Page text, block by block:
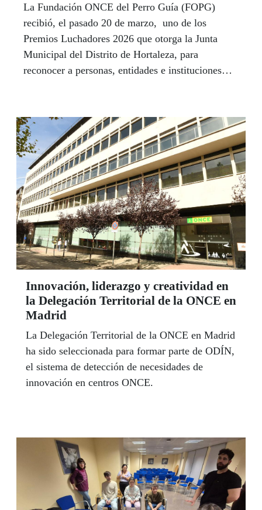
La Fundación ONCE del Perro Guía (FOPG)
recibió, el pasado 20 de marzo, uno de los
Premios Luchadores 2026 que otorga la Junta
Municipal del Distrito de Hortaleza, para
reconocer a personas, entidades e instituciones
Innovación, liderazgo y creatividad en
la Delegación Territorial de la ONCE en
Madrid
La Delegación Territorial de la ONCE en Madrid
ha sido seleccionada para formar parte de ODÍN,
el sistema de detección de necesidades de
innovación en centros ONCE.